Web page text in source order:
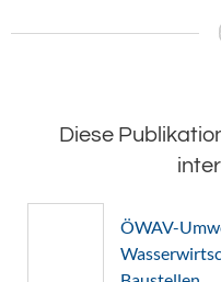
Diese
ÖWAV-